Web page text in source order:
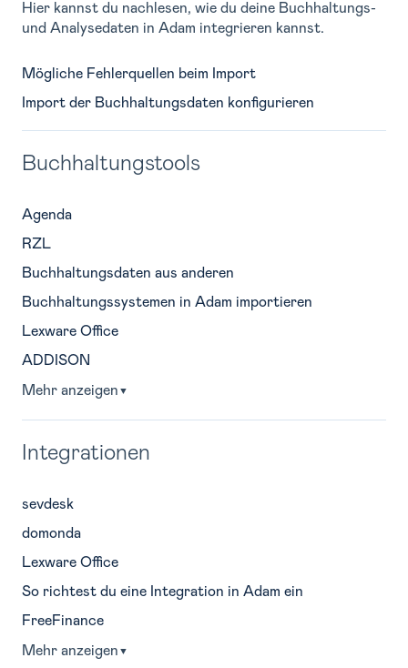
Hier kannst du nachlesen, wie du deine Buchhaltungs-
und Analysedaten in Adam integrieren kannst.
Mögliche Fehlerquellen beim Import
Import der Buchhaltungsdaten konfigurieren
Buchhaltungstools
Agenda
RZL
Buchhaltungsdaten aus anderen
Buchhaltungssystemen in Adam importieren
Lexware Office
ADDISON
Mehr anzeigen ▼
Integrationen
sevdesk
domonda
Lexware Office
So richtest du eine Integration in Adam ein
FreeFinance
Mehr anzeigen ▼